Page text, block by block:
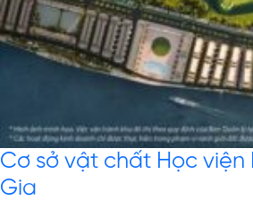
Cơ sở vật chất Học viện
Gia